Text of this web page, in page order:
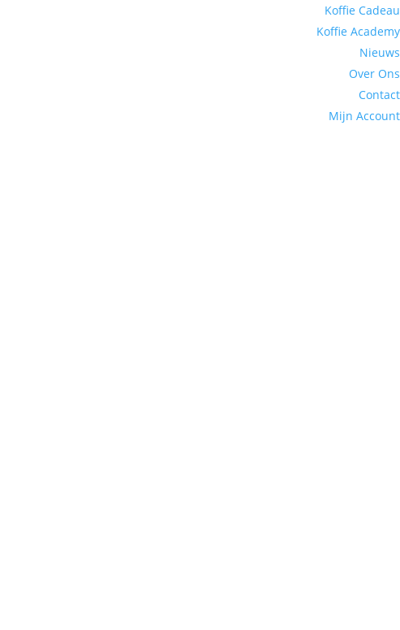
Koffie Cadeau
Koffie Academy
Nieuws
Over Ons
Contact
Mijn Account